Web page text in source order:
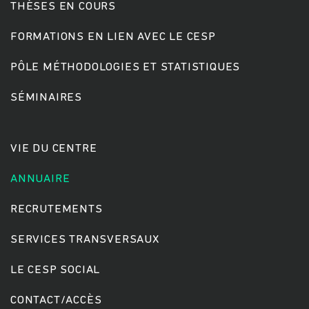
THÈSES EN COURS
FORMATIONS EN LIEN AVEC LE CESP
PÔLE MÉTHODOLOGIES ET STATISTIQUES
SÉMINAIRES
VIE DU CENTRE
ANNUAIRE
RECRUTEMENTS
SERVICES TRANSVERSAUX
LE CESP SOCIAL
CONTACT/ACCÈS